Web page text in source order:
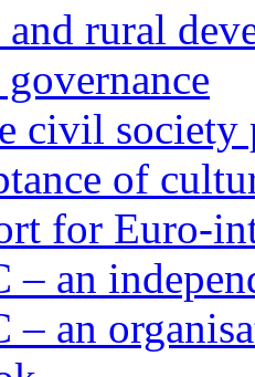
rural
civil society
of
for Euro-
– an
– an